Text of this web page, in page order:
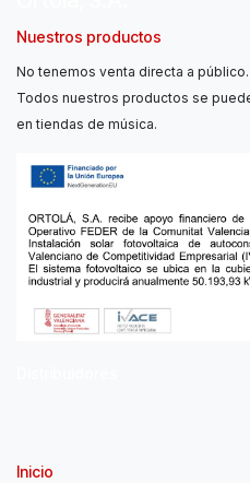
Nuestros productos
No tenemos venta directa a público.
Todos nuestros productos se
en tiendas de música.
Inicio